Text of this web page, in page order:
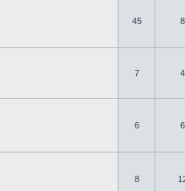
45
7
6
8